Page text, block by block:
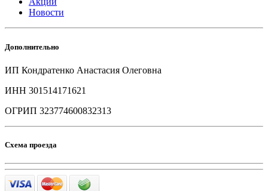
Новости
Дополнительно
ИП Кондратенко Анастасия Олеговна
ИНН 301514171621
ОГРИП 323774600832313
Схема проезда